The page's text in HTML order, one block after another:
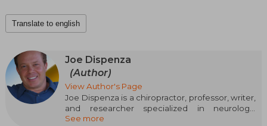
Translate to english
Joe Dispenza
(Author)
View Author's Page
Joe Dispenza is a chiropractor, professor, writer,
and researcher specialized in neurology,
neuroscience, biochemistry, and cellular
See more